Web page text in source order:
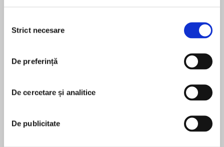
consimțământului
Strict necesare
De preferință
De cercetare și analitice
De publicitate
With engaging illustrations on every spread, a
on building your own rocket, and fun science
facts throughout, this is the perfect chapter
book for young readers! And it’s all from the
amazing brain of MIT graduate Nate Ball, host of
series.
MAI MULT
Nate Ball is the host of the Emmy and Peabody